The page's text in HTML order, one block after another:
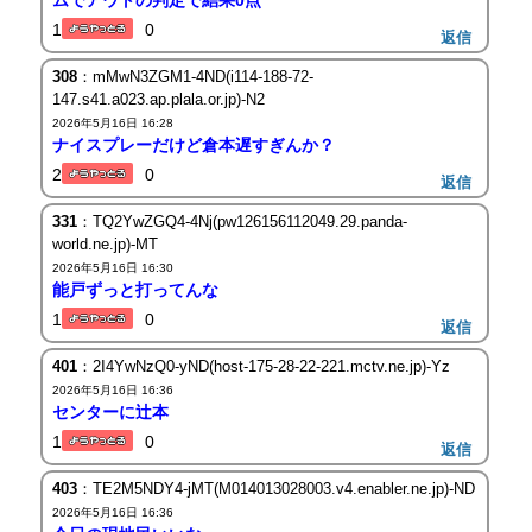
1
0 返信
308：mMwN3ZGM1-4ND(i114-188-72-
147.s41.a023.ap.plala.or.jp)-N2
2026年5月16日 16:28
ナイスプレーだけど倉本遅すぎんか？
2
0 返信
331：TQ2YwZGQ4-4Nj(pw126156112049.29.panda-
world.ne.jp)-MT
2026年5月16日 16:30
能戸ずっと打ってんな
1
0 返信
401：2I4YwNzQ0-yND(host-175-28-22-221.mctv.ne.jp)-Yz
2026年5月16日 16:36
センターに辻本
1
0 返信
403：TE2M5NDY4-jMT(M014013028003.v4.enabler.ne.jp)-ND
2026年5月16日 16:36